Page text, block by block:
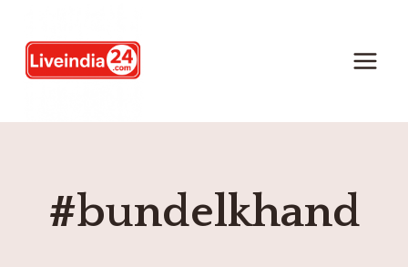
#bundelkhand